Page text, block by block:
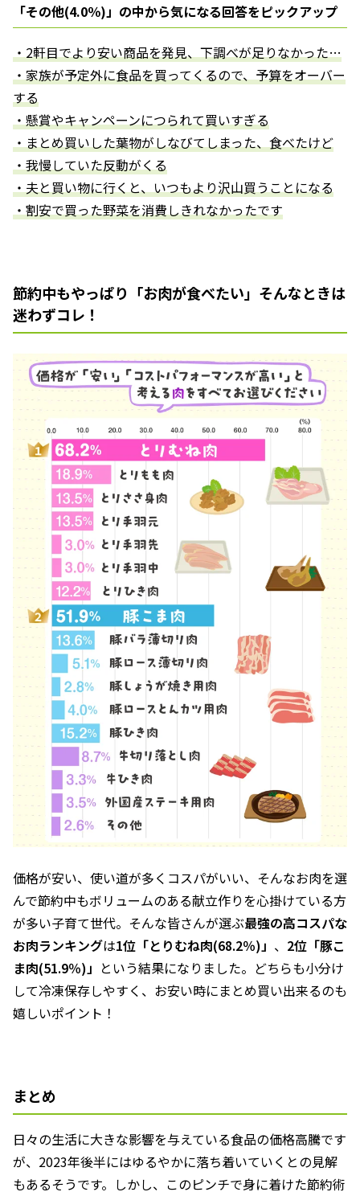
「その他(4.0％)」の中から気になる回答をピックアップ
・2軒目でより安い商品を発見、下調べが足りなかった…
・家族が予定外に食品を買ってくるので、予算をオーバー
する
・懸賞やキャンペーンにつられて買いすぎる
・まとめ買いした葉物がしなびてしまった、食べたけど
・我慢していた反動がくる
・夫と買い物に行くと、いつもより沢山買うことになる
・割安で買った野菜を消費しきれなかったです
節約中もやっぱり「お肉が食べたい」そんなときは
迷わずコレ！
価格が安い、使い道が多くコスパがいい、そんなお肉を選
んで節約中もボリュームのある献立作りを心掛けている方
が多い子育て世代。そんな皆さんが選ぶ最強の高コスパな
お肉ランキングは1位「とりむね肉(68.2％)」 、 2位「豚こ
ま肉(51.9％)」 という結果になりました。どちらも小分け
して冷凍保存しやすく、お安い時にまとめ買い出来るのも
嬉しいポイント！
まとめ
日々の生活に大きな影響を与えている食品の価格高騰です
が、2023年後半にはゆるやかに落ち着いていくとの見解
もあるそうです。しかし、このピンチで身に着けた節約術